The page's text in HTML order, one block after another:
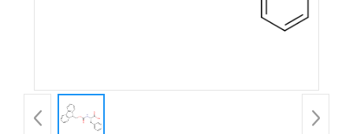
产